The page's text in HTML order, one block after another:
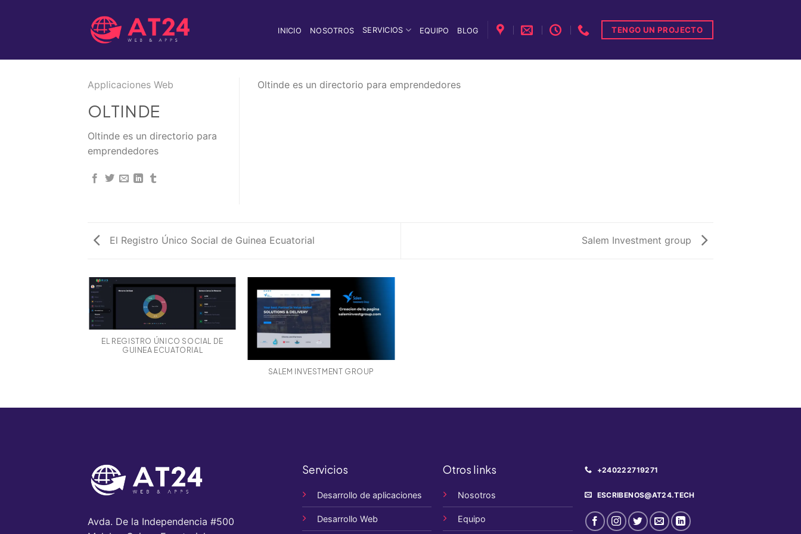
INICIO NOSOTROS SERVICIOS EQUIPO BLOG TENGO UN PROJECTO
Applicaciones Web
OLTINDE
Oltinde es un directorio para
emprendedores
Oltinde es un directorio para emprendedores
El Registro Único Social de Guinea Ecuatorial Salem Investment group
EL REGISTRO ÚNICO SOCIAL DE
GUINEA ECUATORIAL
SALEM INVESTMENT GROUP
Avda. De la Independencia #500
Servicios
Desarrollo de aplicaciones
Desarrollo Web
Otros links
Nosotros
Equipo
+240222719271
ESCRIBENOS@AT24.TECH